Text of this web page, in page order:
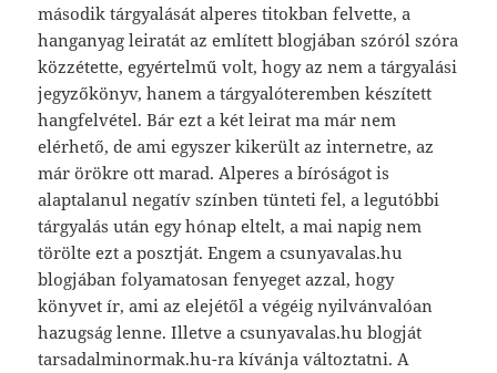
második tárgyalását alperes titokban felvette, a
hanganyag leiratát az említett blogjában szóról szóra
közzétette, egyértelmű volt, hogy az nem a tárgyalási
jegyzőkönyv, hanem a tárgyalóteremben készített
hangfelvétel. Bár ezt a két leirat ma már nem
elérhető, de ami egyszer kikerült az internetre, az
már örökre ott marad. Alperes a bíróságot is
alaptalanul negatív színben tünteti fel, a legutóbbi
tárgyalás után egy hónap eltelt, a mai napig nem
törölte ezt a posztját. Engem a csunyavalas.hu
blogjában folyamatosan fenyeget azzal, hogy
könyvet ír, ami az elejétől a végéig nyilvánvalóan
hazugság lenne. Illetve a csunyavalas.hu blogját
tarsadalminormak.hu-ra kívánja változtatni. A